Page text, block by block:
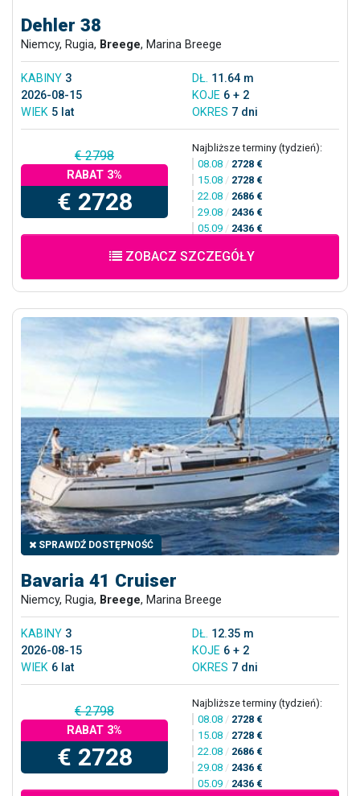
Dehler 38
Niemcy, Rugia, Breege, Marina Breege
KABINY 3 DŁ. 11.64 m
2026-08-15
KOJE 6 + 2
WIEK 5 lat OKRES 7 dni
€ 2798
RABAT 3%
€ 2728
Najbliższe terminy (tydzień):
08.08 / 2728 €
15.08 / 2728 €
22.08 / 2686 €
29.08 / 2436 €
05.09 / 2436 €
ZOBACZ SZCZEGÓŁY
SPRAWDŹ DOSTĘPNOŚĆ
Bavaria 41 Cruiser
Niemcy, Rugia, Breege, Marina Breege
KABINY 3 DŁ. 12.35 m
2026-08-15
KOJE 6 + 2
WIEK 6 lat OKRES 7 dni
€ 2798
RABAT 3%
€ 2728
Najbliższe terminy (tydzień):
08.08 / 2728 €
15.08 / 2728 €
22.08 / 2686 €
29.08 / 2436 €
05.09 / 2436 €